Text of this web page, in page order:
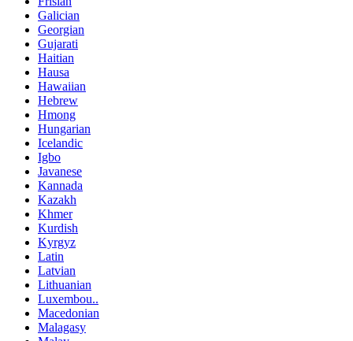
Galician
Georgian
Gujarati
Haitian
Hausa
Hawaiian
Hebrew
Hmong
Hungarian
Icelandic
Igbo
Javanese
Kannada
Kazakh
Khmer
Kurdish
Kyrgyz
Latin
Latvian
Lithuanian
Luxembou..
Macedonian
Malagasy